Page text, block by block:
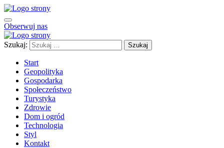
Obserwuj nas
Szukaj:
Start
Geopolityka
Gospodarka
Społeczeństwo
Turystyka
Zdrowie
Dom i ogród
Technologia
Styl
Kontakt